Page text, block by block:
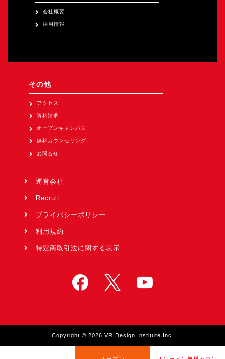
会社概要
採用情報
その他
アクセス
資料請求
オープンキャンパス
無料カウンセリング
お問合せ
運営会社
Recruit
プライバシーポリシー
利用規約
特定商取引法に関する表示
Copyright © 2026 VR Design Institute Inc.